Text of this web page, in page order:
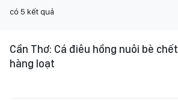
có 5 kết quả
Cần Thơ: Cá điêu hồng nuôi bè chết
hàng loạt